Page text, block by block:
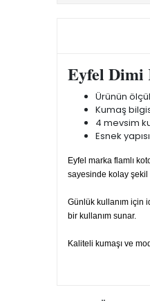
Eyfel Dimi
Ürünün
Kumaş
4 mevsim
Esnek
Eyfel marka flamlı
sayesinde kolay şekil
Günlük kullanım için
bir kullanım sunar.
Kaliteli kumaşı ve